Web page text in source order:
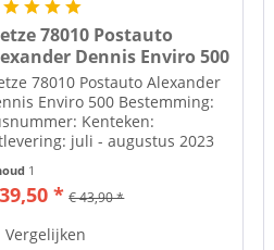
78010 Postauto
Dennis Enviro 500
78010 Postauto Alexander
Enviro 500 Bestemming:
Kenteken:
juli - augustus 2023
van Rietze Automodelle
u hier Toebehoren zoals
etc. losbijgeleverd in de
1
* € 43,90 *
Vergelijken